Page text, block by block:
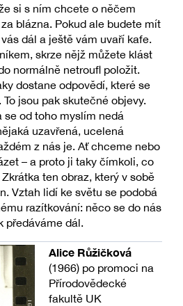
si s ním chcete o něčem
blázna. Pokud ale budete mít
dál a ještě vám uvaří kafe.
skrze nějž můžete klást
normálně netroufl položit.
dostane odpovědí, které se
jsou pak skutečné objevy.
se od toho myslím nedá
uzavřená, ucelená
z nás je. Ať chceme nebo
– a proto ji taky čímkoli, co
ten obraz, který v sobě
Vztah lidí ke světu se podobá
razítkování: něco se do nás
předáváme dál.
Alice Růžičková
(1966) po promoci na
Přírodovědecké
fakultě UK